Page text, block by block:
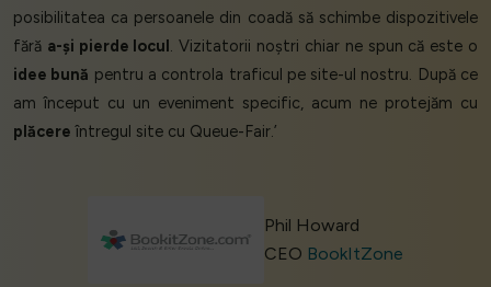
posibilitatea ca persoanele din coadă să schimbe dispozitivele
fără a-și pierde locul . Vizitatorii noștri chiar ne spun că este o
idee bună pentru a controla traficul pe site-ul nostru. După ce
am început cu un eveniment specific, acum ne protejăm cu
plăcere întregul site cu Queue-Fair.’
Phil Howard
CEO BookItZone